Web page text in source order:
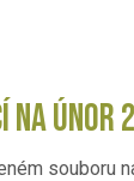
NA
souboru